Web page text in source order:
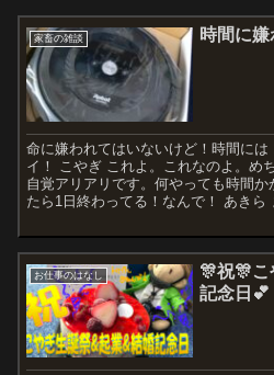
家畜の雑談 時間に
命に嫌われてはいないけど！時間には
イ！ こやぎ これよ。これなのよ。め
自覚アリアリです。何やっても時間
たら1日終わってる！なんで！ あきら
お仕事のはなし
🎊祝🎊
記念日💕